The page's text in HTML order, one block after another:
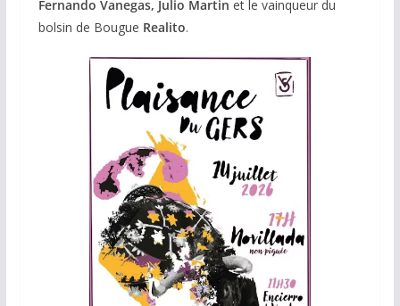
Fernando Vanegas, Julio Martin et le vainqueur du
bolsin de Bougue Realito.